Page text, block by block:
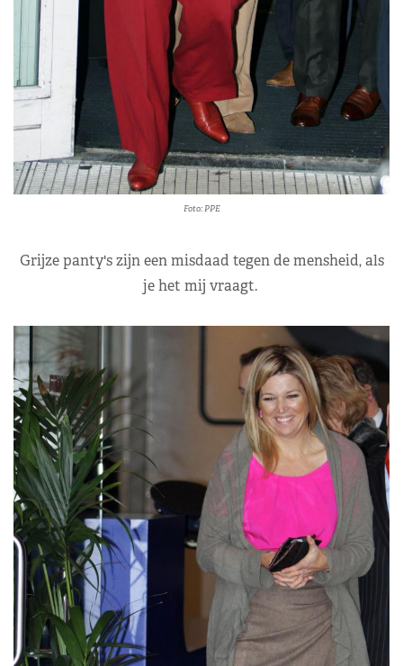
Foto: PPE
Grijze panty's zijn een misdaad tegen de mensheid, als
je het mij vraagt.